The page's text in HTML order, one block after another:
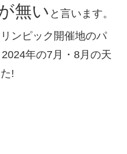
無い と言います。
ンピック開催地のパ
年の7月・8月の天
!